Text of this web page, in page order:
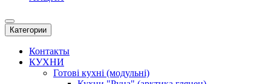
Категории
Контакты
КУХНИ
Готові кухні (модульні)